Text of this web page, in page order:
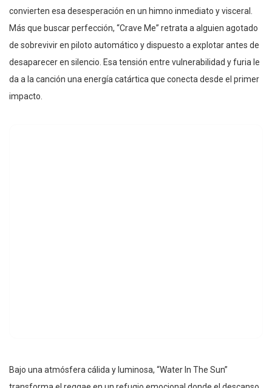
convierten esa desesperación en un himno inmediato y visceral.
Más que buscar perfección, “Crave Me” retrata a alguien agotado
de sobrevivir en piloto automático y dispuesto a explotar antes de
desaparecer en silencio. Esa tensión entre vulnerabilidad y furia le
da a la canción una energía catártica que conecta desde el primer
impacto.
Bajo una atmósfera cálida y luminosa, “Water In The Sun”